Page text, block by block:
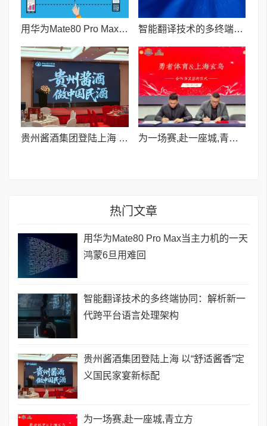
用华为Mate80 Pro Max当主力机的一天 鸿蒙6旦用难回 智能翻译技术的多终端协同：解析新一代跨平台语言处理架构
贵州酱酒集团登陆上海 以“舒适酱香”定义国民家宴新标配 为一场赛,赴一座城,青立方
热门文章
用华为Mate80 Pro Max当主力机的一天
鸿蒙6旦用难回
智能翻译技术的多终端协同：解析新一
代跨平台语言处理架构
贵州酱酒集团登陆上海 以“舒适酱香”定
义国民家宴新标配
为一场赛,赴一座城,青立方